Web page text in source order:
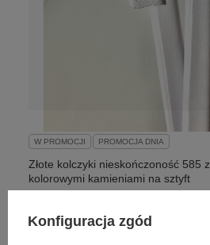
W PROMOCJI PROMOCJA DNIA
Złote kolczyki nieskończoność 585 z
kolorowymi kamieniami na sztyft
Konfiguracja zgód